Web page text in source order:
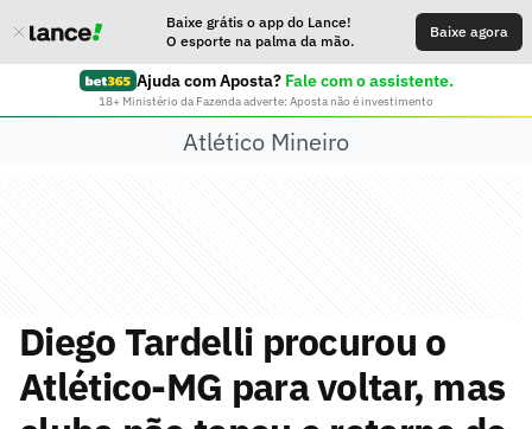
Baixe grátis o app do Lance!
O esporte na palma da mão.
Baixe agora
Ajuda com Aposta? Fale com o assistente.
18+ Ministério da Fazenda adverte: Aposta não é investimento
Atlético Mineiro
Diego Tardelli procurou o
Atlético-MG para voltar, mas